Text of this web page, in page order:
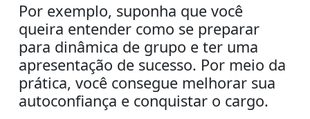
Por exemplo, suponha que você
queira entender como se preparar
para dinâmica de grupo e ter uma
apresentação de sucesso. Por meio da
prática, você consegue melhorar sua
autoconfiança e conquistar o cargo.